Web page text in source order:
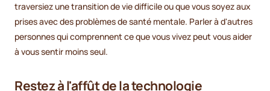
traversiez une transition de vie difficile ou que vous soyez aux
prises avec des problèmes de santé mentale. Parler à d'autres
personnes qui comprennent ce que vous vivez peut vous aider
à vous sentir moins seul.
Restez à l'affût de la technologie